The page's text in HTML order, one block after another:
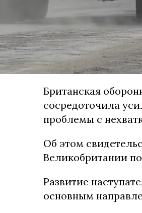
Британская
сосредоточила
проблемы с
Об этом
Великобритании
Развитие
основным